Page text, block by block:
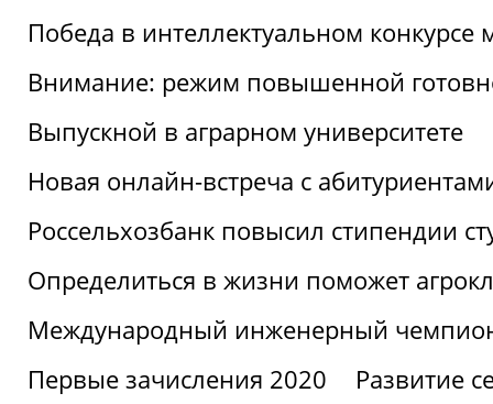
Победа в интеллектуальном конкурсе
Внимание: режим повышенной
Выпускной в аграрном университете
Новая онлайн-встреча с
Россельхозбанк повысил стипендии
Определиться в жизни поможет
Международный инженерный
Первые зачисления 2020
Развитие